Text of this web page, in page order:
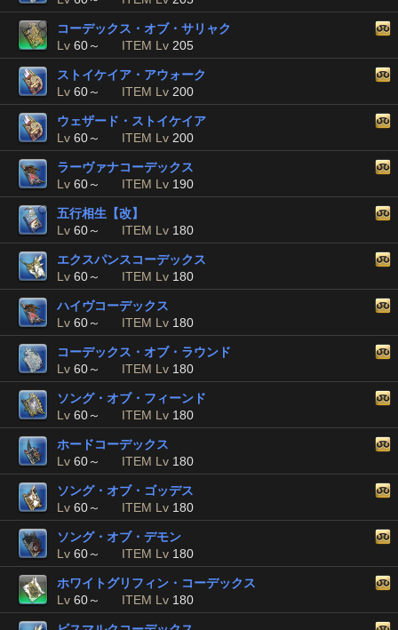
コーデックス・オブ・サリャク
Lv 60～ ITEM Lv 205
ストイケイア・アウォーク
Lv 60～ ITEM Lv 200
ウェザード・ストイケイア
Lv 60～ ITEM Lv 200
ラーヴァナコーデックス
Lv 60～ ITEM Lv 190
五行相生【改】
Lv 60～ ITEM Lv 180
エクスパンスコーデックス
Lv 60～ ITEM Lv 180
ハイヴコーデックス
Lv 60～ ITEM Lv 180
コーデックス・オブ・ラウンド
Lv 60～ ITEM Lv 180
ソング・オブ・フィーンド
Lv 60～ ITEM Lv 180
ホードコーデックス
Lv 60～ ITEM Lv 180
ソング・オブ・ゴッデス
Lv 60～ ITEM Lv 180
ソング・オブ・デモン
Lv 60～ ITEM Lv 180
ホワイトグリフィン・コーデックス
Lv 60～ ITEM Lv 180